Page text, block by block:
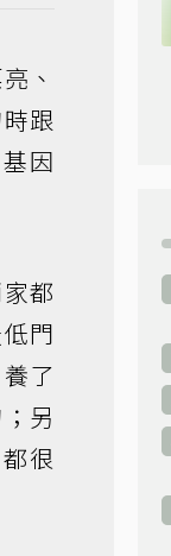
、
跟
因
都
門
了
另
很